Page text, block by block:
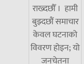
राख्दछौँ । हामी
बुझ्दछौं समाचार
केवल घटनाको
विवरण होइन; यो